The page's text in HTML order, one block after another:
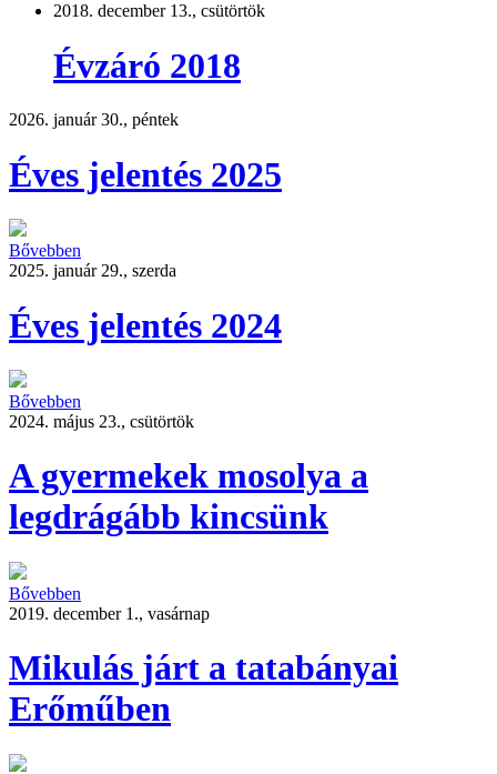
2018. december 13., csütörtök
Évzáró 2018
2026. január 30., péntek
Éves jelentés 2025
Bővebben
2025. január 29., szerda
Éves jelentés 2024
Bővebben
2024. május 23., csütörtök
A gyermekek mosolya a
legdrágább kincsünk
Bővebben
2019. december 1., vasárnap
Mikulás járt a tatabányai
Erőműben